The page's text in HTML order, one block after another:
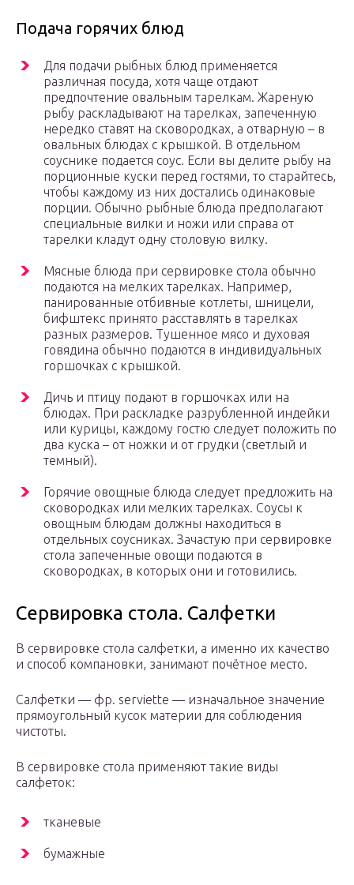
Подача горячих блюд
Для подачи рыбных блюд применяется
различная посуда, хотя чаще отдают
предпочтение овальным тарелкам. Жареную
рыбу раскладывают на тарелках, запеченную
нередко ставят на сковородках, а отварную – в
овальных блюдах с крышкой. В отдельном
соуснике подается соус. Если вы делите рыбу на
порционные куски перед гостями, то старайтесь,
чтобы каждому из них достались одинаковые
порции. Обычно рыбные блюда предполагают
специальные вилки и ножи или справа от
тарелки кладут одну столовую вилку.
Мясные блюда при сервировке стола обычно
подаются на мелких тарелках. Например,
панированные отбивные котлеты, шницели,
бифштекс принято расставлять в тарелках
разных размеров. Тушенное мясо и духовая
говядина обычно подаются в индивидуальных
горшочках с крышкой.
Дичь и птицу подают в горшочках или на
блюдах. При раскладке разрубленной индейки
или курицы, каждому гостю следует положить по
два куска – от ножки и от грудки (светлый и
темный).
Горячие овощные блюда следует предложить на
сковородках или мелких тарелках. Соусы к
овощным блюдам должны находиться в
отдельных соусниках. Зачастую при сервировке
стола запеченные овощи подаются в
сковородках, в которых они и готовились.
Сервировка стола. Салфетки
В сервировке стола салфетки, а именно их качество
и способ компановки, занимают почётное место.
Салфетки — фр. serviette — изначальное значение
прямоугольный кусок материи для соблюдения
чистоты.
В сервировке стола применяют такие виды
салфеток:
тканевые
бумажные